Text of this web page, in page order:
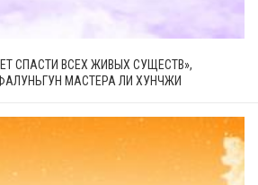
СПАСТИ ВСЕХ ЖИВЫХ СУЩЕСТВ»,
МАСТЕРА ЛИ ХУНЧЖИ